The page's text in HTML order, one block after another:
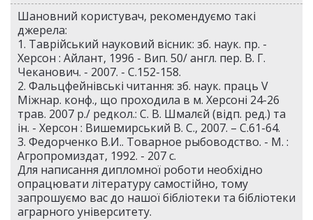
Шановний користувач, рекомендуємо такі
джерела:
1. Таврійський науковий вісник: зб. наук. пр. -
Херсон : Айлант, 1996 - Вип. 50/ англ. пер. В. Г.
Чеканович. - 2007. - С.152-158.
2. Фальцфейнівські читання: зб. наук. праць V
Міжнар. конф., що проходила в м. Херсоні 24-26
трав. 2007 р./ редкол.: С. В. Шмалєй (відп. ред.) та
ін. - Херсон : Вишемирський В. С., 2007. – С.61-64.
3. Федорченко В.И.. Товарное рыбоводство. - М. :
Агропромиздат, 1992. - 207 c.
Для написання дипломної роботи необхідно
опрацювати літературу самостійно, тому
запрошуємо вас до нашої бібліотеки та бібліотеки
аграрного університету.